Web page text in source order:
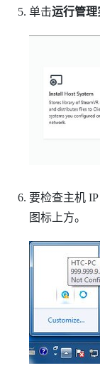
单击运行管理
要检查主机
图标上方。